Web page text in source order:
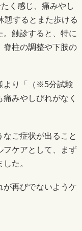
く感じ、痛みやし
憩するとまた歩ける
。触診すると、特に
脊柱の調整や下肢の
より「（※5分試験
みやしびれがなく
ご症状が出ること
フケアとして、まず
た。
が再びでないようケ